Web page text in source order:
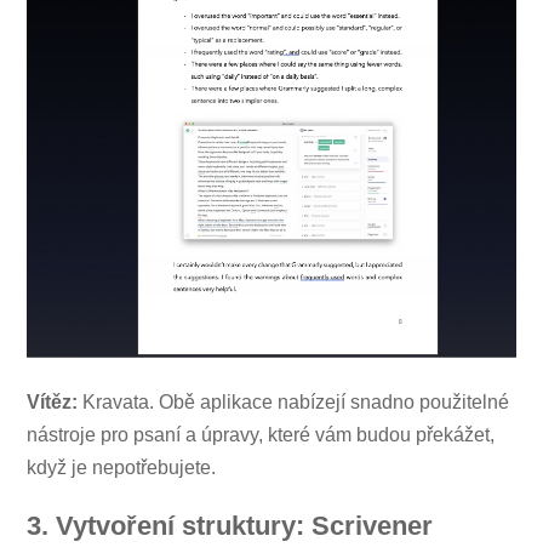
Vítěz: Kravata. Obě aplikace nabízejí snadno použitelné
nástroje pro psaní a úpravy, které vám budou překážet,
když je nepotřebujete.
3. Vytvoření struktury: Scrivener